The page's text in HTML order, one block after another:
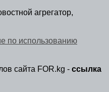
агрегатор,
по использованию
сайта FOR.kg - ссылка